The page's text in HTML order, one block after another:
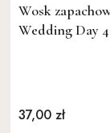
Wosk
Wedding Day
37,00 zł